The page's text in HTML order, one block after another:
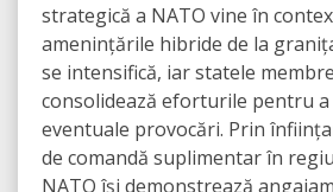
strategică a NATO vine în
amenințările hibride de la
se intensifică, iar statele
consolidează eforturile pentru
eventuale provocări. Prin
de comandă suplimentar în
NATO își demonstrează